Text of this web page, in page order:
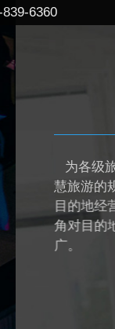
6360
顾问
目的地管理者提
问和监理服务，
据视角和“互联网
理和运营、营销